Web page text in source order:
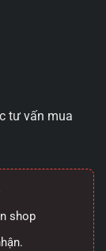
tư vấn mua
shop